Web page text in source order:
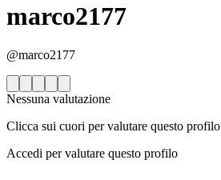
marco2177
@marco2177
Nessuna valutazione
Clicca sui cuori per valutare questo profilo
Accedi per valutare questo profilo